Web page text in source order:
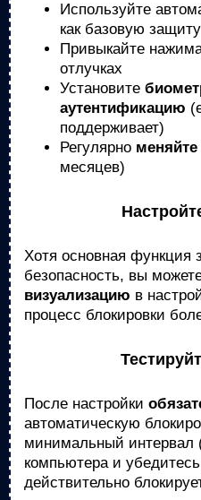
Используйте
как базовую защиту
Привыкайте
отлучках
Установите
аутентификацию
поддерживает)
Регулярно
месяцев)
Хотя основная функция
безопасность, вы
визуализацию в
процесс блокировки
После настройки
автоматическую
минимальный интервал
компьютера и
действительно